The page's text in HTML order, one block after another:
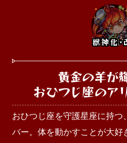
獣神化･
黄金の羊が
おひつじ座のア
おひつじ座を守護星座に持つ
バー。体を動かすことが大好